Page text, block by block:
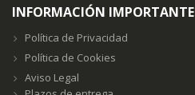
INFORMACIÓN IMPORTANTE
Política de Privacidad
Política de Cookies
Aviso Legal